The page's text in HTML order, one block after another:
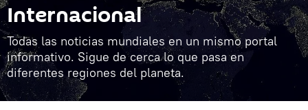
Internacional
Todas las noticias mundiales en un mismo portal
informativo. Sigue de cerca lo que pasa en
diferentes regiones del planeta.